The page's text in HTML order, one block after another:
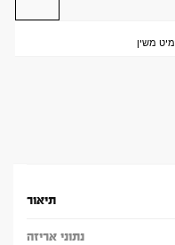
משין
תיאור
נתוני אריזה